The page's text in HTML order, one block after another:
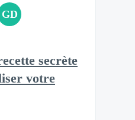
GD
secrète
votre